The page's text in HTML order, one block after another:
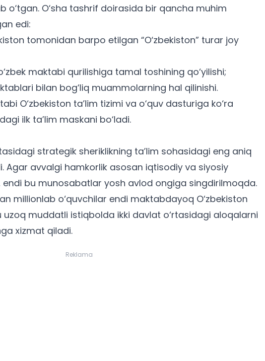
o‘tgan. O‘sha tashrif doirasida bir qancha muhim
edi:
tomonidan barpo etilgan “O‘zbekiston” turar joy
maktabi qurilishiga tamal toshining qo‘yilishi;
bilan bog‘liq muammolarning hal qilinishi.
O‘zbekiston ta’lim tizimi va o‘quv dasturiga ko‘ra
ilk ta’lim maskani bo‘ladi.
strategik sheriklikning ta’lim sohasidagi eng aniq
Agar avvalgi hamkorlik asosan iqtisodiy va siyosiy
endi bu munosabatlar yosh avlod ongiga singdirilmoqda.
millionlab o‘quvchilar endi maktabdayoq O‘zbekiston
uzoq muddatli istiqbolda ikki davlat o‘rtasidagi aloqalarni
xizmat qiladi.
Reklama